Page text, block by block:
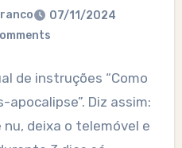
07/11/2024
de instruções “Como
apocalipse”. Diz assim:
deixa o telemóvel e